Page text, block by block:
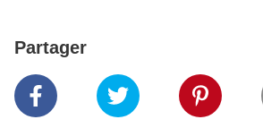
Partager